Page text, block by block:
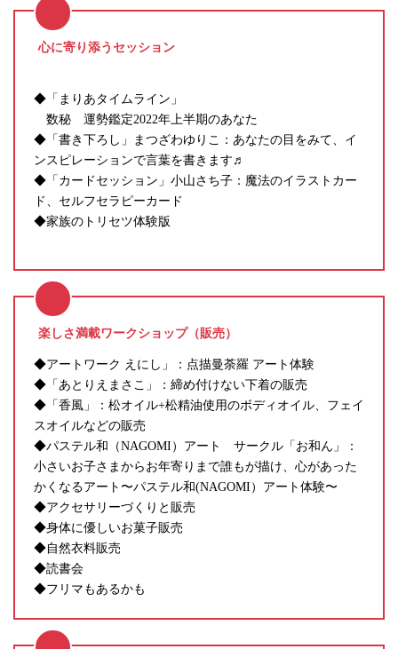
心に寄り添うセッション
◆「まりあタイムライン」
数秘 運勢鑑定2022年上半期のあなた
◆「書き下ろし」まつざわゆりこ：あなたの目をみて、イ
ンスピレーションで言葉を書きます♬
◆「カードセッション」小山さち子：魔法のイラストカー
ド、セルフセラピーカード
◆家族のトリセツ体験版
楽しさ満載ワークショップ（販売）
◆アートワーク えにし」：点描曼荼羅 アート体験
◆「あとりえまさこ」：締め付けない下着の販売
◆「香風」：松オイル+松精油使用のボディオイル、フェイ
スオイルなどの販売
◆パステル和（NAGOMI）アート サークル「お和ん」：
小さいお子さまからお年寄りまで誰もが描け、心があった
かくなるアート〜パステル和(NAGOMI）アート体験〜
◆アクセサリーづくりと販売
◆身体に優しいお菓子販売
◆自然衣料販売
◆読書会
◆フリマもあるかも